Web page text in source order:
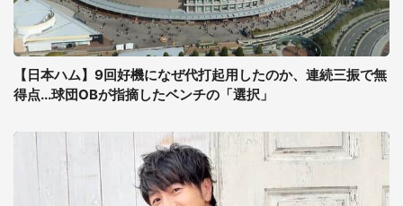
【日本ハム】9回好機になぜ代打起用したのか、連続三振で無
得点...球団OBが指摘したベンチの「選択」